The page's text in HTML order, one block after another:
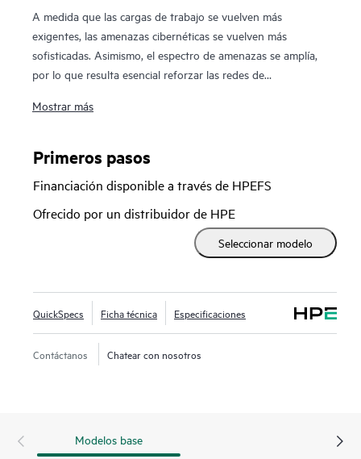
A medida que las cargas de trabajo se vuelven más
exigentes, las amenazas cibernéticas se vuelven más
sofisticadas. Asimismo, el espectro de amenazas se amplía,
por lo que resulta esencial reforzar las redes de
ofrecer un rendimiento óptimo y funcionar
críticos. HPE Storage Fibre Channel Switch B-series
SN6800B con tecnología Gen8 ofrece el rendimiento, la
automatización y la seguridad necesarios para habilitar estas
capacidades.
Mostrar más
Primeros pasos
Financiación disponible a través de HPEFS
Ofrecido por un distribuidor de HPE
Seleccionar modelo
QuickSpecs Ficha técnica Especificaciones
Contáctanos Chatear con nosotros
Modelos base